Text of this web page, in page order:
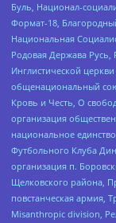
Буль, Национал-
Формат-18,
Национальная
Родовая Держава Русь,
Инглистической
общенациональный
Кровь и Честь, О
организация
национальное
Футбольного Клуба
организация п.
Щелковского района,
повстанческая армия,
Misanthropic division,